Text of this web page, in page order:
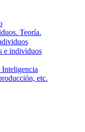
Teoría.
e individuos
Inteligencia
etc.